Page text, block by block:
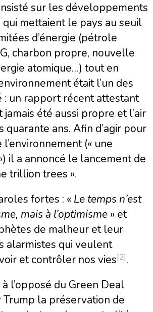
sur les développements
mettaient le pays au seuil
d’énergie (pétrole
charbon propre, nouvelle
atomique…) tout en
était l’un des
: un rapport récent attestant
jamais été aussi propre et l’air
quarante ans. Afin d’agir pour
(« une
il a annoncé le lancement de
trillion trees ».
fortes : « Le temps n’est
mais à l’optimisme » et
de malheur et leur
alarmistes qui veulent
et contrôler nos vies[2].
l’opposé du Green Deal
Trump la préservation de